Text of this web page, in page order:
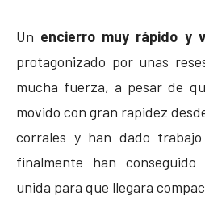
Un encierro muy rápido y
protagonizado por unas
mucha fuerza, a pesar de
movido con gran rapidez
corrales y han dado
finalmente han
unida para que llegara